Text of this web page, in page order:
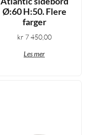
Ø:60 H:50. Flere
farger
kr 7 450,00
Les mer